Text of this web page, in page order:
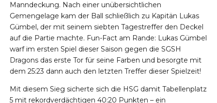
Manndeckung. Nach einer unübersichtlichen
Gemengelage kam der Ball schließlich zu Kapitän Lukas
Gümbel, der mit seinem siebten Tagestreffer den Deckel
auf die Partie machte. Fun-Fact am Rande: Lukas Gümbel
warf im ersten Spiel dieser Saison gegen die SGSH
Dragons das erste Tor für seine Farben und besorgte mit
dem 25:23 dann auch den letzten Treffer dieser Spielzeit!
Mit diesem Sieg sicherte sich die HSG damit Tabellenplatz
5 mit rekordverdächtigen 40:20 Punkten – ein